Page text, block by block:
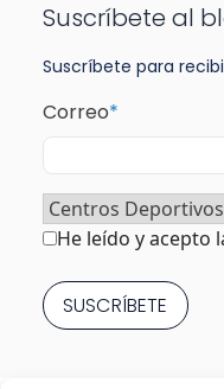
Suscríbete al
Suscríbete para
Correo*
Sector*
Consentimiento*
He leído y acepto